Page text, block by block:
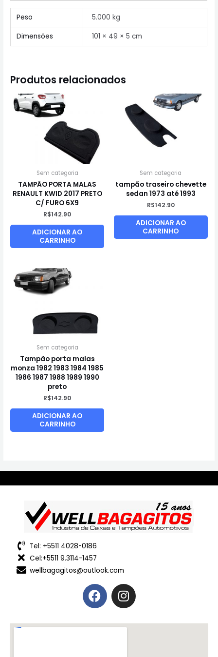
Peso 5.000 kg
Dimensões 101 × 49 × 5 cm
Produtos relacionados
Sem categoria
TAMPÃO PORTA MALAS
RENAULT KWID 2017 PRETO
C/ FURO 6X9
R$142.90
ADICIONAR AO
CARRINHO
Sem categoria
tampão traseiro chevette
sedan 1973 até 1993
R$142.90
ADICIONAR AO
CARRINHO
Sem categoria
Tampão porta malas
monza 1982 1983 1984 1985
1986 1987 1988 1989 1990
preto
R$142.90
ADICIONAR AO
CARRINHO
Tel: +5511 4028-0186
Cel:+5511 9.3114-1457
wellbagagitos@outlook.com